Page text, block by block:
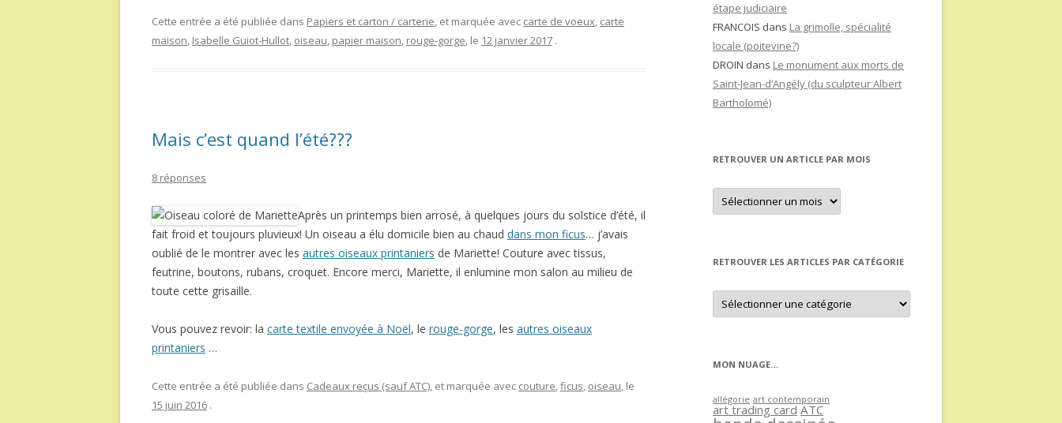
Cette entrée a été publiée dans Papiers et carton / carterie, et marquée avec carte de voeux, carte
maison, Isabelle Guiot-Hullot, oiseau, papier maison, rouge-gorge, le 12 janvier 2017 .
Mais c’est quand l’été???
8 réponses
Après un printemps bien arrosé, à quelques jours du solstice d’été, il
fait froid et toujours pluvieux! Un oiseau a élu domicile bien au chaud dans mon ficus… j’avais
oublié de le montrer avec les autres oiseaux printaniers de Mariette! Couture avec tissus,
feutrine, boutons, rubans, croquet. Encore merci, Mariette, il enlumine mon salon au milieu de
toute cette grisaille.
Vous pouvez revoir: la carte textile envoyée à Noël, le rouge-gorge, les autres oiseaux
printaniers …
Cette entrée a été publiée dans Cadeaux reçus (sauf ATC), et marquée avec couture,ficus, oiseau, le
15 juin 2016 .
étape judiciaire
FRANCOIS dans La grimolle, spécialité
locale (poitevine?)
DROIN dans Le monument aux morts de
Saint-Jean-d’Angély (du sculpteur Albert
Bartholomé)
RETROUVER UN ARTICLE PAR MOIS
Retrouver
un
article
RETROUVER LES ARTICLES PAR CATÉGORIE
Retrouver
les
articles
MON NUAGE…
allégorie art contemporain
art trading card ATC